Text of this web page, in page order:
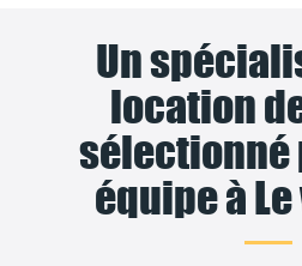
Un
location
sélectionné
équipe à